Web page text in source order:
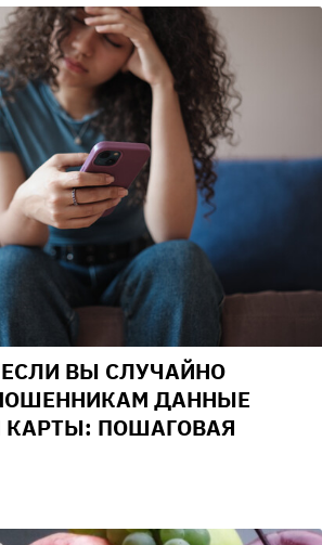
ВЫ СЛУЧАЙНО
ДАННЫЕ
КАРТЫ: ПОШАГОВАЯ